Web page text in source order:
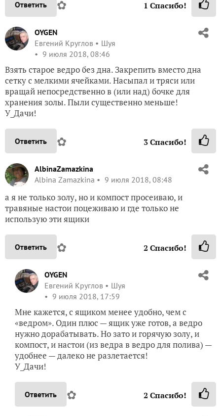
Ответить ✿ 1 Спасибо!
OYGEN
Евгений Круглов
Шуя
9 июля 2018, 08:46
Взять старое ведро без дна. Закрепить вместо дна
сетку с мелкими ячейками. Насыпал и тряси или
вращай непосредственно в (или над) бочке для
хранения золы. Пыли существенно меньше!
У_Дачи!
Ответить ✿ 3Спасибо!
AlbinaZamazkina
Albina Zamazkina
9 июля 2018, 08:48
а я не только золу, но и компост просеиваю, и
травяные настои поцеживаю и где только не
использую эти ящики
Ответить ✿ 2 Спасибо!
OYGEN
Евгений Круглов
Шуя
9 июля 2018, 17:59
Мне кажется, с ящиком менее удобно, чем с
«ведром». Один плюс — ящик уже готов, а ведро
нужно дорабатывать. Но зато и горячую золу, и
компост, и настои (из ведра в ведро для полива) —
удобнее — далеко не разлетается!
У_Дачи!
Ответить ✿ 2 Спасибо!